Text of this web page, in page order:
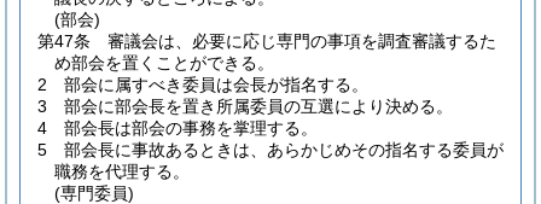
(部会)
第47条
審議会は、必要に応じ専門の事項を調査審議するた
め部会を置くことができる。
2
部会に属すべき委員は会長が指名する。
3
部会に部会長を置き所属委員の互選により決める。
4
部会長は部会の事務を掌理する。
5
部会長に事故あるときは、あらかじめその指名する委員が
職務を代理する。
(専門委員)